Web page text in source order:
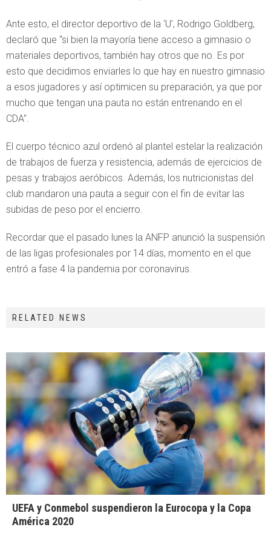
Ante esto, el director deportivo de la ‘U’, Rodrigo Goldberg,
declaró que “si bien la mayoría tiene acceso a gimnasio o
materiales deportivos, también hay otros que no. Es por
esto que decidimos enviarles lo que hay en nuestro gimnasio
a esos jugadores y así optimicen su preparación, ya que por
mucho que tengan una pauta no están entrenando en el
CDA”.
El cuerpo técnico azul ordenó al plantel estelar la realización
de trabajos de fuerza y resistencia, además de ejercicios de
pesas y trabajos aeróbicos. Además, los nutricionistas del
club mandaron una pauta a seguir con el fin de evitar las
subidas de peso por el encierro.
Recordar que el pasado lunes la ANFP anunció la suspensión
de las ligas profesionales por 14 días, momento en el que
entró a fase 4 la pandemia por coronavirus.
RELATED NEWS
UEFA y Conmebol suspendieron la Eurocopa y la Copa
América 2020